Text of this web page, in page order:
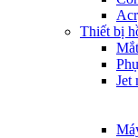
Thiết bị
Jet